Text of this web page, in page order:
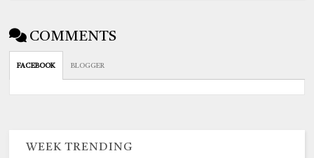
COMMENTS
FACEBOOK BLOGGER
WEEK TRENDING